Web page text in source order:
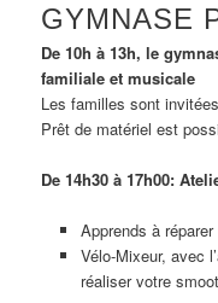
GYMNASE
De 10h à 13h, le
familiale et musicale
Les familles sont
Prêt de matériel est
De 14h30 à 17h00:
Apprends à
Vélo-Mixeur, avec
réaliser votre